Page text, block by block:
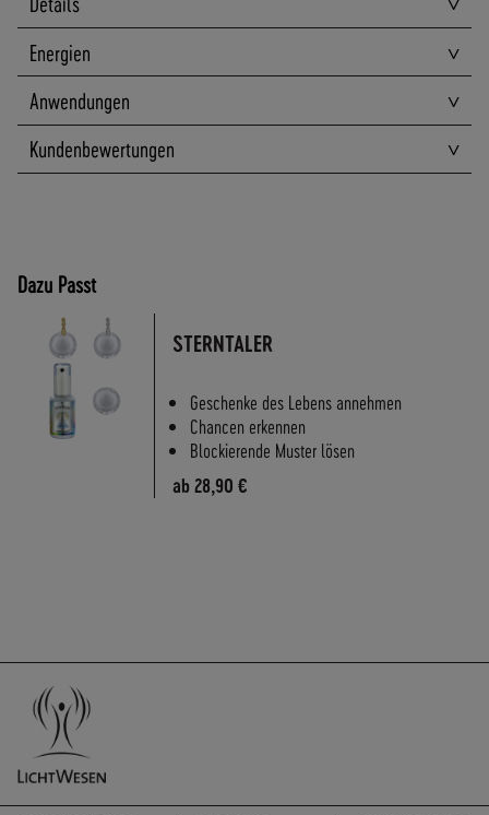
N
S
Energien
Anwendungen
Kundenbewertungen
Dazu Passt
STERNTALER
Geschenke des Lebens annehmen
Chancen erkennen
Blockierende Muster lösen
ab 28,90 €